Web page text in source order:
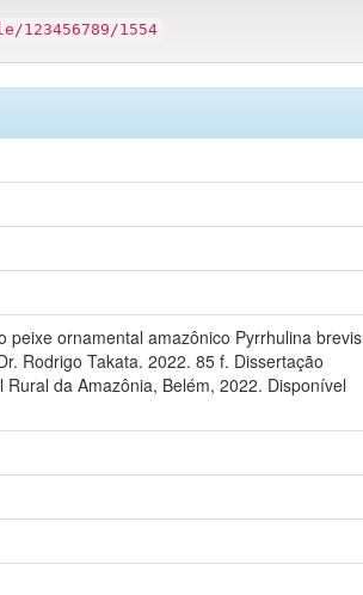
1554
peixe ornamental amazônico Pyrrhulina brevis
Rodrigo Takata. 2022. 85 f. Dissertação
da Amazônia, Belém, 2022. Disponível